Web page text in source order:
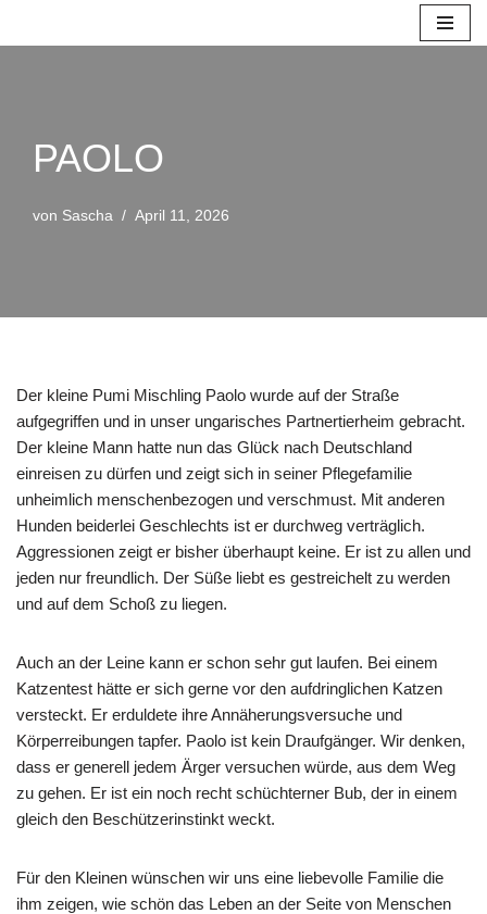
PAOLO
von Sascha April 11, 2026
Der kleine Pumi Mischling Paolo wurde auf der Straße
aufgegriffen und in unser ungarisches Partnertierheim gebracht.
Der kleine Mann hatte nun das Glück nach Deutschland
einreisen zu dürfen und zeigt sich in seiner Pflegefamilie
unheimlich menschenbezogen und verschmust. Mit anderen
Hunden beiderlei Geschlechts ist er durchweg verträglich.
Aggressionen zeigt er bisher überhaupt keine. Er ist zu allen und
jeden nur freundlich. Der Süße liebt es gestreichelt zu werden
und auf dem Schoß zu liegen.
Auch an der Leine kann er schon sehr gut laufen. Bei einem
Katzentest hätte er sich gerne vor den aufdringlichen Katzen
versteckt. Er erduldete ihre Annäherungsversuche und
Körperreibungen tapfer. Paolo ist kein Draufgänger. Wir denken,
dass er generell jedem Ärger versuchen würde, aus dem Weg
zu gehen. Er ist ein noch recht schüchterner Bub, der in einem
gleich den Beschützerinstinkt weckt.
Für den Kleinen wünschen wir uns eine liebevolle Familie die
ihm zeigen, wie schön das Leben an der Seite von Menschen